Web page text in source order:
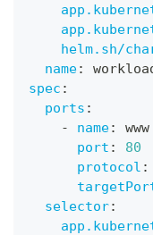
helm.sh/
name:
spec :
ports :
-
name:
www
port :
80
protocol :
selector: